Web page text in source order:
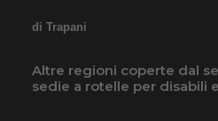
di Trapani
Altre regioni coperte dal
sedie a rotelle per disabili